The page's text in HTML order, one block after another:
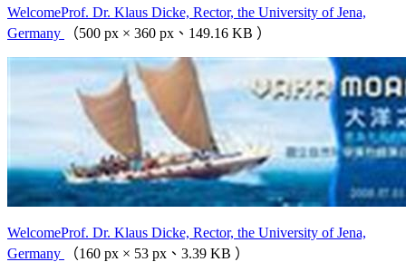
WelcomeProf. Dr. Klaus Dicke, Rector, the University of Jena,
Germany
（500 px × 360 px、149.16 KB ）
WelcomeProf. Dr. Klaus Dicke, Rector, the University of Jena,
Germany
（160 px × 53 px、3.39 KB ）